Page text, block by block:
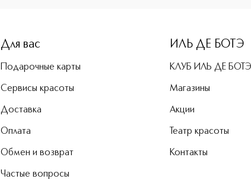
Для вас
Подарочные карты
Сервисы красоты
Доставка
Оплата
Обмен и возврат
Частые вопросы
ИЛЬ ДЕ БОТЭ
КЛУБ ИЛЬ ДЕ БОТЭ
Магазины
Акции
Театр красоты
Контакты